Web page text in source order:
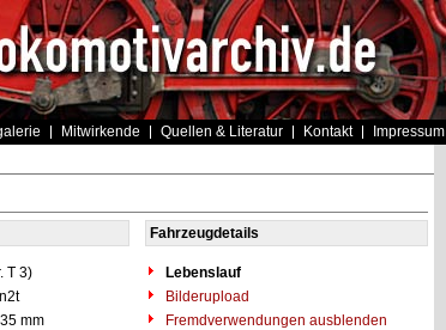
Mitwirkende Quellen & Literatur Kontakt Impressum
Fahrzeugdetails
T 3)
Lebenslauf
Bilderupload
mm Fremdverwendungen ausblenden